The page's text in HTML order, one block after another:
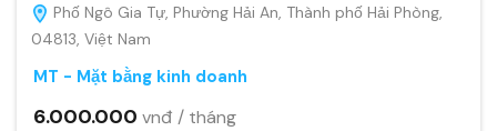
Phố Ngô Gia Tự, Phường Hải An, Thành phố Hải Phòng,
04813, Việt Nam
MT - Mặt bằng kinh doanh
6.000.000 vnđ / tháng